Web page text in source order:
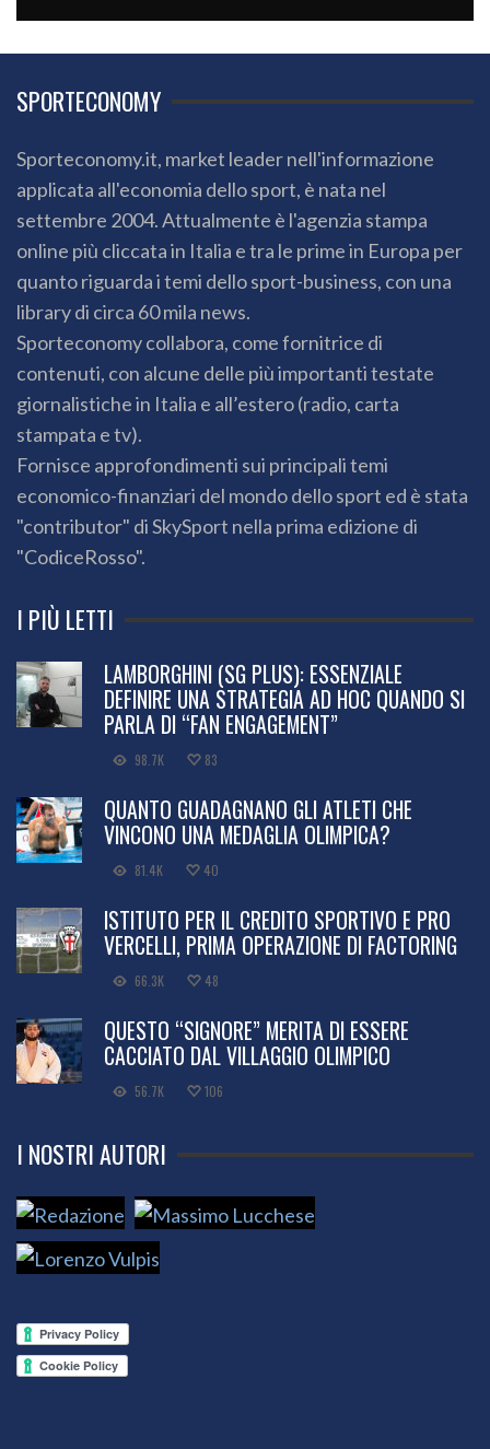
SPORTECONOMY
Sporteconomy.it, market leader nell'informazione
applicata all'economia dello sport, è nata nel
settembre 2004. Attualmente è l'agenzia stampa
online più cliccata in Italia e tra le prime in Europa per
quanto riguarda i temi dello sport-business, con una
library di circa 60 mila news.
Sporteconomy collabora, come fornitrice di
contenuti, con alcune delle più importanti testate
giornalistiche in Italia e all’estero (radio, carta
stampata e tv).
Fornisce approfondimenti sui principali temi
economico-finanziari del mondo dello sport ed è stata
"contributor" di SkySport nella prima edizione di
"CodiceRosso".
I PIÙ LETTI
LAMBORGHINI (SG PLUS): ESSENZIALE
DEFINIRE UNA STRATEGIA AD HOC QUANDO SI
PARLA DI “FAN ENGAGEMENT”
98.7K 83
QUANTO GUADAGNANO GLI ATLETI CHE
VINCONO UNA MEDAGLIA OLIMPICA?
81.4K 40
ISTITUTO PER IL CREDITO SPORTIVO E PRO
VERCELLI, PRIMA OPERAZIONE DI FACTORING
66.3K 48
QUESTO “SIGNORE” MERITA DI ESSERE
CACCIATO DAL VILLAGGIO OLIMPICO
56.7K 106
I NOSTRI AUTORI